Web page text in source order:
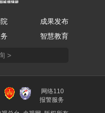
成果发布
智慧教育
>
网络110
报警服务